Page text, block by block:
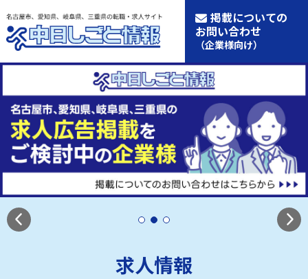
掲載についての
お問い合わせ
（企業様向け）
求人情報